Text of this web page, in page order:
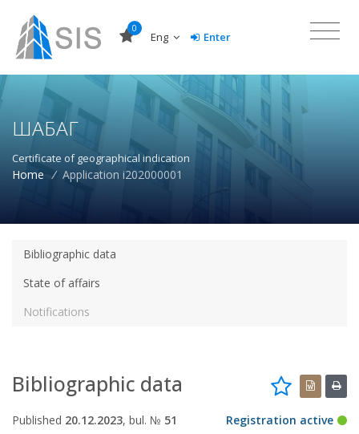
0
Eng Enter
ШАБАГ
Certificate of geographical indication
Home / Application i202000001
Bibliographic data
State of affairs
Notifications
Bibliographic data
Published 20.12.2023, bul. № 51 Registration active